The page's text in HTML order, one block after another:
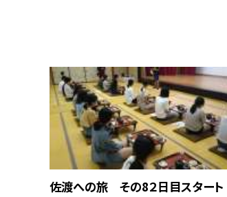
佐渡への旅 その8２日目スタート